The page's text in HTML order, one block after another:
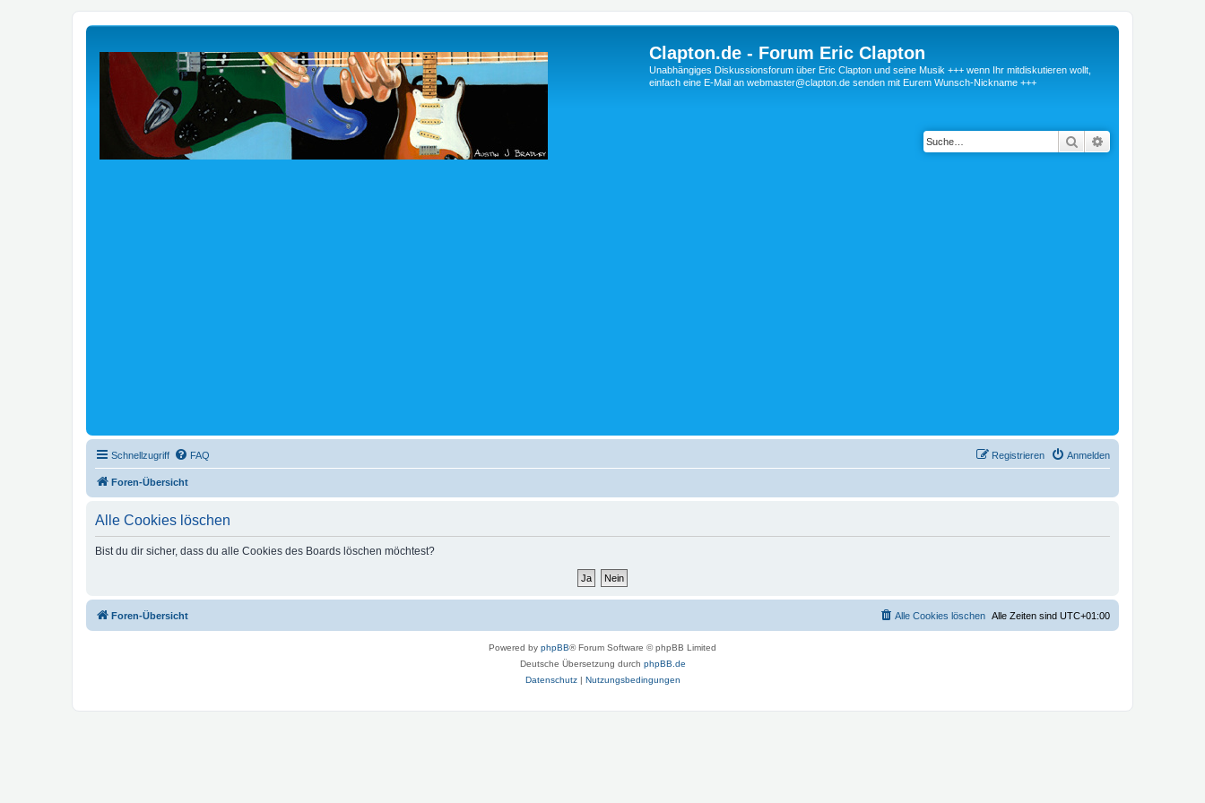
Clapton.de - Forum Eric Clapton
Unabhängiges Diskussionsforum über Eric Clapton und seine Musik +++ wenn Ihr mitdiskutieren wollt,
einfach eine E-Mail an webmaster@clapton.de senden mit Eurem Wunsch-Nickname +++
Suche
Schnellzugriff FAQ Anmelden
Registrieren
Foren-Übersicht
Alle Cookies löschen
Bist du dir sicher, dass du alle Cookies des Boards löschen möchtest?
Foren-Übersicht Alle Zeiten sind UTC+01:00
Alle Cookies löschen
Powered by phpBB® Forum Software © phpBB Limited
Deutsche Übersetzung durch phpBB.de
Datenschutz| Nutzungsbedingungen